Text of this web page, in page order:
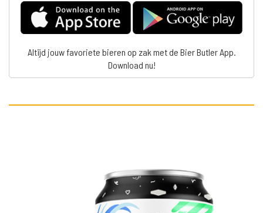
Altijd jouw favoriete bieren op zak met de Bier Butler App.
Download nu!